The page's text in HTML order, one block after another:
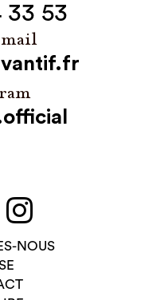
33 53
NOUS